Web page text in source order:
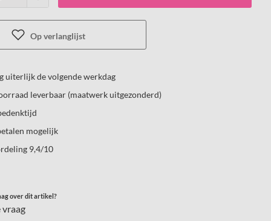
Op verlanglijst
uiterlijk de volgende werkdag
leverbaar (maatwerk uitgezonderd)
mogelijk
9,4/10
over dit artikel?
vraag